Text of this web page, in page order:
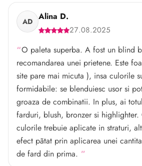
AD Alina D.
27.08.2025
O paleta superba. A fost un blind
recomandarea unei prietene. Este
site pare mai micuta ), insa culorile
formidabile: se blenduiesc usor si
groaza de combinatii. In plus, ai
farduri, blush, bronzer si highlighter.
culorile trebuie aplicate in straturi,
efect pãtat prin aplicarea unei
de fard din prima.